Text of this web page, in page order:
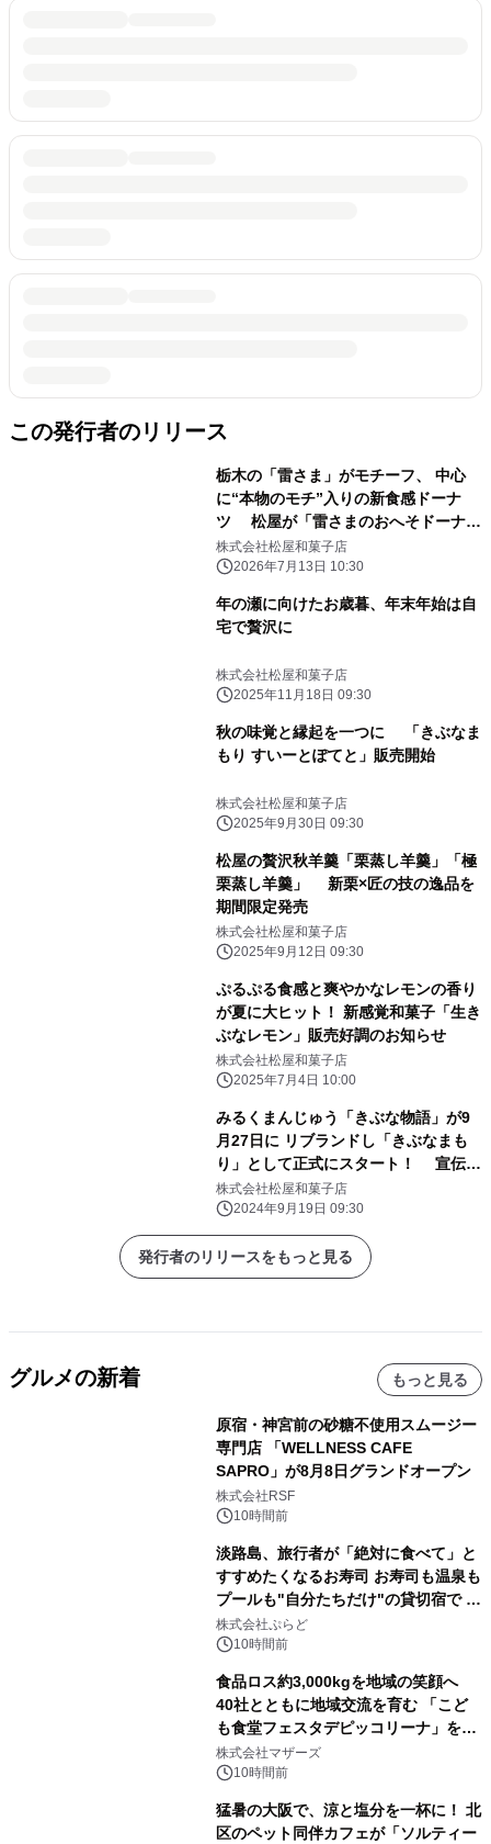
この発行者のリリース
栃木の「雷さま」がモチーフ、 中心
に“本物のモチ”入りの新食感ドーナ
ツ 松屋が「雷さまのおへそドーナ
ツ」を7/25発売
株式会社松屋和菓子店
2026年7月13日 10:30
年の瀬に向けたお歳暮、年末年始は自
宅で贅沢に
株式会社松屋和菓子店
2025年11月18日 09:30
秋の味覚と縁起を一つに 「きぶなま
もり すいーとぽてと」販売開始
株式会社松屋和菓子店
2025年9月30日 09:30
松屋の贅沢秋羊羹「栗蒸し羊羹」「極
栗蒸し羊羹」 新栗×匠の技の逸品を
期間限定発売
株式会社松屋和菓子店
2025年9月12日 09:30
ぷるぷる食感と爽やかなレモンの香り
が夏に大ヒット！ 新感覚和菓子「生き
ぶなレモン」販売好調のお知らせ
株式会社松屋和菓子店
2025年7月4日 10:00
みるくまんじゅう「きぶな物語」が9
月27日に リブランドし「きぶなまも
り」として正式にスタート！ 宣伝本
部長としてイメージキャラクター「き
ぶまん」も誕生
株式会社松屋和菓子店
2024年9月19日 09:30
発行者のリリースをもっと見る
グルメの新着 もっと見る
原宿・神宮前の砂糖不使用スムージー
専門店 「WELLNESS CAFE
SAPRO」が8月8日グランドオープン
株式会社RSF
10時間前
淡路島、旅行者が「絶対に食べて」と
すすめたくなるお寿司 お寿司も温泉も
プールも"自分たちだけ"の貸切宿で 1
日1組限定「岩屋温泉 絵島別庭 海と
森」の握り寿司プラン
株式会社ぷらど
10時間前
食品ロス約3,000kgを地域の笑顔へ
40社とともに地域交流を育む 「こど
も食堂フェスタデピッコリーナ」を9
月5日(土)開催
株式会社マザーズ
10時間前
猛暑の大阪で、涼と塩分を一杯に！ 北
区のペット同伴カフェが「ソルティー